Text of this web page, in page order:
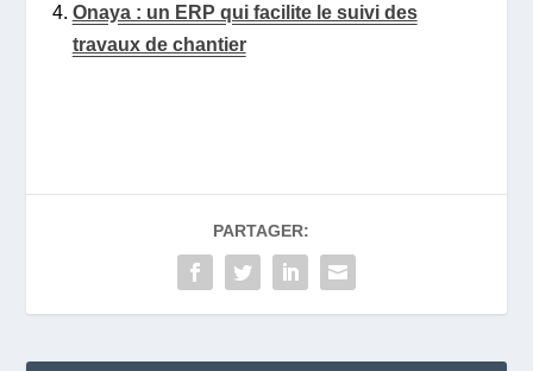
Onaya : un ERP qui facilite le suivi des
travaux de chantier
PARTAGER: